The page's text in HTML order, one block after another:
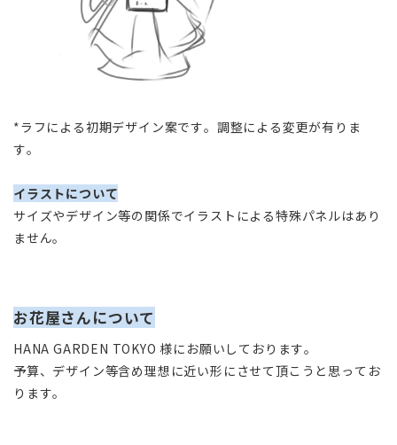
*ラフによる初期デザイン案です。調整による変更が有りま
す。
イラストについて
サイズやデザイン等の関係でイラストによる特殊パネルはあり
ません。
お花屋さんについて
HANA GARDEN TOKYO 様にお願いしております。
予算、デザイン等含め理想に近い形にさせて頂こうと思ってお
ります。